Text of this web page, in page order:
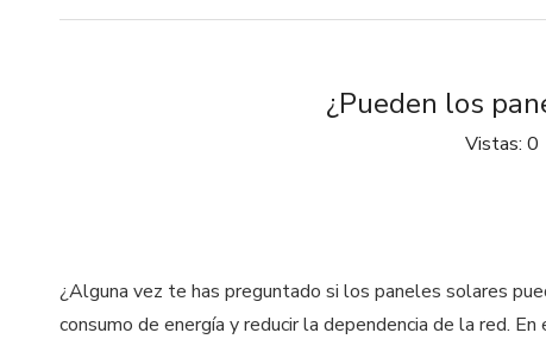
¿Pueden los
Vistas: 0
¿Alguna vez te has preguntado si los paneles solares
consumo de energía y reducir la dependencia de la red.